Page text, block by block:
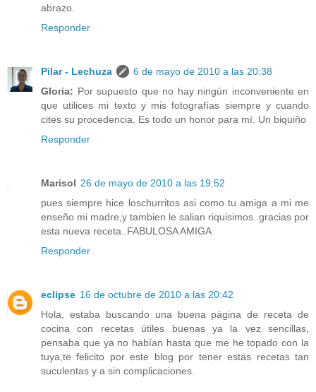
abrazo.
Responder
Pilar - Lechuza
6 de mayo de 2010 a las 20:38
Gloria: Por supuesto que no hay ningún inconveniente en
que utilices mi texto y mis fotografías siempre y cuando
cites su procedencia. Es todo un honor para mí. Un biquiño
Responder
Marisol 26 de mayo de 2010 a las 19:52
pues siempre hice loschurritos asi como tu amiga a mi me
enseño mi madre,y tambien le salian riquisimos..gracias por
esta nueva receta..FABULOSA AMIGA
Responder
eclipse 16 de octubre de 2010 a las 20:42
Hola, estaba buscando una buena página de receta de
cocina con recetas útiles buenas ya la vez sencillas,
pensaba que ya no habían hasta que me he topado con la
tuya,te felicito por este blog por tener estas recetas tan
suculentas y a sin complicaciones.